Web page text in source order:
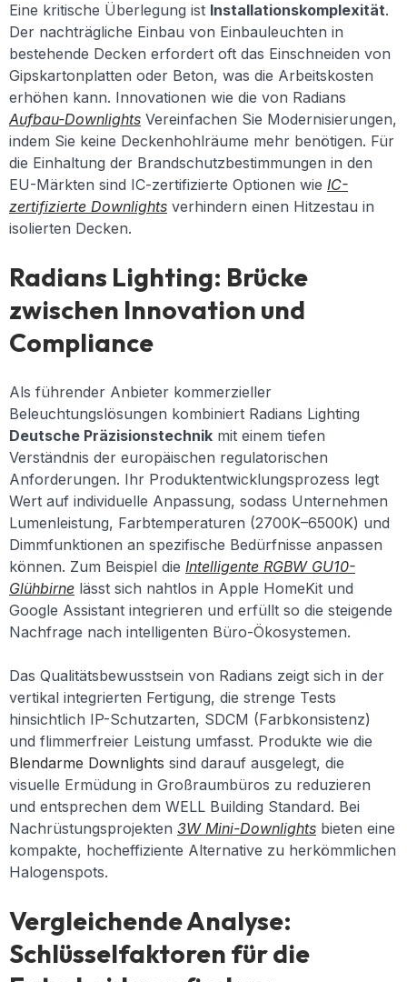
Eine kritische Überlegung ist Installationskomplexität.
Der nachträgliche Einbau von Einbauleuchten in
bestehende Decken erfordert oft das Einschneiden von
Gipskartonplatten oder Beton, was die Arbeitskosten
erhöhen kann. Innovationen wie die von Radians
Aufbau-Downlights Vereinfachen Sie Modernisierungen,
indem Sie keine Deckenhohlräume mehr benötigen. Für
die Einhaltung der Brandschutzbestimmungen in den
EU-Märkten sind IC-zertifizierte Optionen wie IC-
zertifizierte Downlights verhindern einen Hitzestau in
isolierten Decken.
Radians Lighting: Brücke
zwischen Innovation und
Compliance
Als führender Anbieter kommerzieller
Beleuchtungslösungen kombiniert Radians Lighting
Deutsche Präzisionstechnik mit einem tiefen
Verständnis der europäischen regulatorischen
Anforderungen. Ihr Produktentwicklungsprozess legt
Wert auf individuelle Anpassung, sodass Unternehmen
Lumenleistung, Farbtemperaturen (2700K–6500K) und
Dimmfunktionen an spezifische Bedürfnisse anpassen
können. Zum Beispiel die Intelligente RGBW GU10-
Glühbirne lässt sich nahtlos in Apple HomeKit und
Google Assistant integrieren und erfüllt so die steigende
Nachfrage nach intelligenten Büro-Ökosystemen.
Das Qualitätsbewusstsein von Radians zeigt sich in der
vertikal integrierten Fertigung, die strenge Tests
hinsichtlich IP-Schutzarten, SDCM (Farbkonsistenz)
und flimmerfreier Leistung umfasst. Produkte wie die
Blendarme Downlights sind darauf ausgelegt, die
visuelle Ermüdung in Großraumbüros zu reduzieren
und entsprechen dem WELL Building Standard. Bei
Nachrüstungsprojekten 3W Mini-Downlights bieten eine
kompakte, hocheffiziente Alternative zu herkömmlichen
Halogenspots.
Vergleichende Analyse:
Schlüsselfaktoren für die